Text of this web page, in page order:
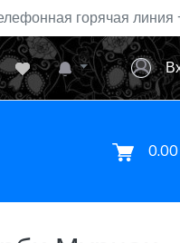
горячая линия